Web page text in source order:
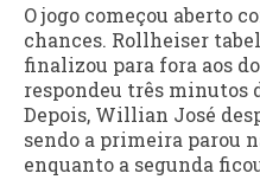
O jogo começou aberto
chances. Rollheiser
finalizou para fora aos
respondeu três minutos
Depois, Willian José
sendo a primeira parou
enquanto a segunda